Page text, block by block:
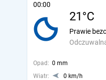
00:00
21°C
Prawie
Opad: 0 mm
Wiatr:
0 km/h